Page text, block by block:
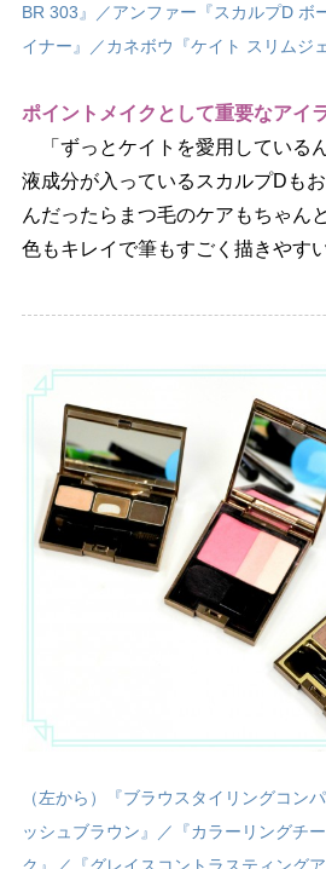
BR 303』／アンファー『スカルプD ボ
イナー』／カネボウ『ケイト スリムジ
ポイントメイクとして重要なアイ
「ずっとケイトを愛用している
液成分が入っているスカルプDも
んだったらまつ毛のケアもちゃん
色もキレイで筆もすごく描きやす
（左から）『ブラウスタイリングコ
ッシュブラウン』／『カラーリングチ